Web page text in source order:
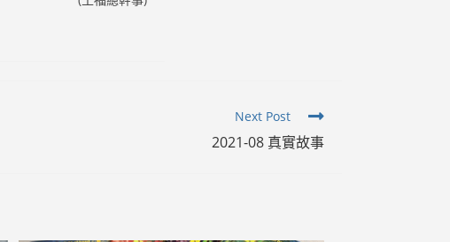
Next Post
2021-08 真實故事